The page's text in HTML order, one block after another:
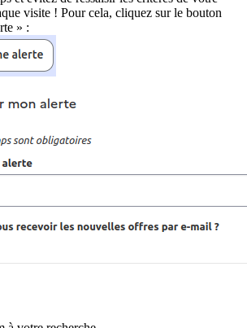
visite ! Pour cela, cliquez sur le bouton
» :